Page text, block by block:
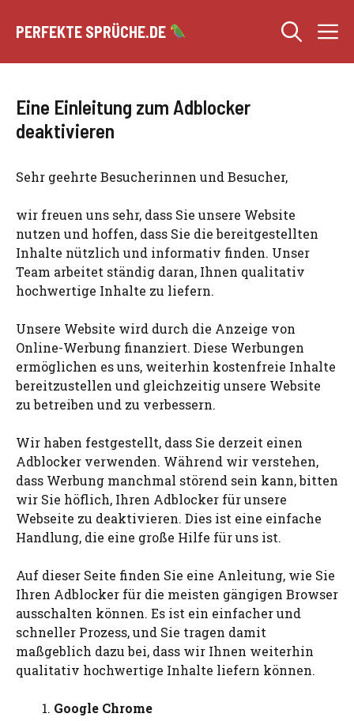
Inhalt
PERFEKTE SPRÜCHE.DE
Eine Einleitung zum Adblocker
deaktivieren
Sehr geehrte Besucherinnen und Besucher,
wir freuen uns sehr, dass Sie unsere Website
nutzen und hoffen, dass Sie die bereitgestellten
Inhalte nützlich und informativ finden. Unser
Team arbeitet ständig daran, Ihnen qualitativ
hochwertige Inhalte zu liefern.
Unsere Website wird durch die Anzeige von
Online-Werbung finanziert. Diese Werbungen
ermöglichen es uns, weiterhin kostenfreie Inhalte
bereitzustellen und gleichzeitig unsere Website
zu betreiben und zu verbessern.
Wir haben festgestellt, dass Sie derzeit einen
Adblocker verwenden. Während wir verstehen,
dass Werbung manchmal störend sein kann, bitten
wir Sie höflich, Ihren Adblocker für unsere
Webseite zu deaktivieren. Dies ist eine einfache
Handlung, die eine große Hilfe für uns ist.
Auf dieser Seite finden Sie eine Anleitung, wie Sie
Ihren Adblocker für die meisten gängigen Browser
ausschalten können. Es ist ein einfacher und
schneller Prozess, und Sie tragen damit
maßgeblich dazu bei, dass wir Ihnen weiterhin
qualitativ hochwertige Inhalte liefern können.
Google Chrome